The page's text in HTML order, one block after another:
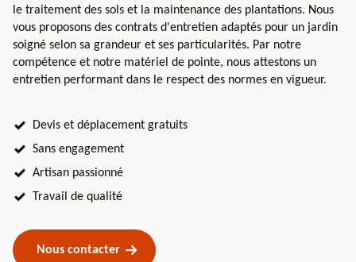
le traitement des sols et la maintenance des plantations. Nous
vous proposons des contrats d'entretien adaptés pour un jardin
soigné selon sa grandeur et ses particularités. Par notre
compétence et notre matériel de pointe, nous attestons un
entretien performant dans le respect des normes en vigueur.
Devis et déplacement gratuits
Sans engagement
Artisan passionné
Travail de qualité
Nous contacter